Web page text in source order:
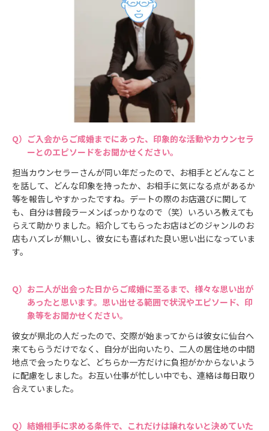
ご入会からご成婚までにあった、印象的な活動やカウンセラ
ーとのエピソードをお聞かせください。
担当カウンセラーさんが同い年だったので、お相手とどんなこと
を話して、どんな印象を持ったか、お相手に気になる点があるか
等を報告しやすかったですね。デートの際のお店選びに関して
も、自分は普段ラーメンばっかりなので（笑）いろいろ教えても
らえて助かりました。紹介してもらったお店はどのジャンルのお
店もハズレが無いし、彼女にも喜ばれた良い思い出になっていま
す。
お二人が出会った日からご成婚に至るまで、様々な思い出が
あったと思います。思い出せる範囲で状況やエピソード、印
象等をお聞かせください。
彼女が県北の人だったので、交際が始まってからは彼女に仙台へ
来てもらうだけでなく、自分が出向いたり、二人の居住地の中間
地点で会ったりなど、どちらか一方だけに負担がかからないよう
に配慮をしました。お互い仕事が忙しい中でも、連絡は毎日取り
合えていました。
結婚相手に求める条件で、これだけは譲れないと決めていた